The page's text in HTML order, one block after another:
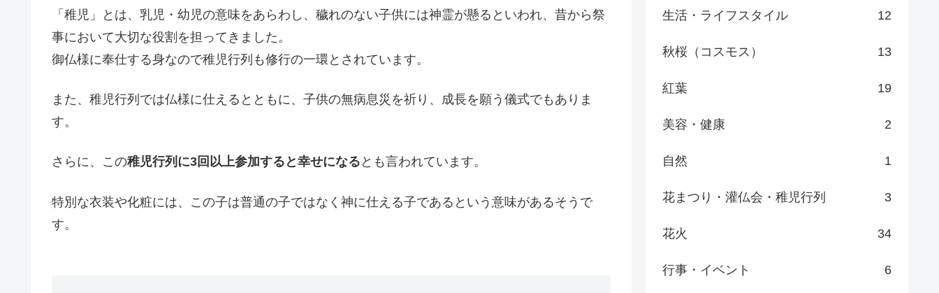
「稚児」とは、乳児・幼児の意味をあらわし、穢れのない子供には神霊が懸るといわれ、昔から祭
事において大切な役割を担ってきました。
御仏様に奉仕する身なので稚児行列も修行の一環とされています。
また、稚児行列では仏様に仕えるとともに、子供の無病息災を祈り、成長を願う儀式でもありま
す。
さらに、この稚児行列に3回以上参加すると幸せになる とも言われています。
特別な衣装や化粧には、この子は普通の子ではなく神に仕える子であるという意味があるそうで
す。
生活・ライフスタイル 12
秋桜（コスモス） 13
紅葉 19
美容・健康 2
自然 1
花まつり・灌仏会・稚児行列 3
花火 34
行事・イベント 6